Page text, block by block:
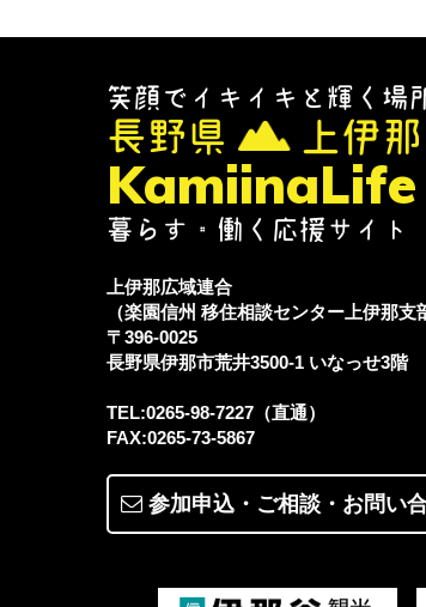
笑顔でイキイキと輝く場
長野県 上伊那
KamiinaLife
暮らす・働く応援サイト
上伊那広域連合
（楽園信州 移住相談センター上伊那支
〒396-0025
長野県伊那市荒井3500-1 いなっせ3階
TEL:0265-98-7227（直通）
FAX:0265-73-5867
参加申込・ご相談・ お問い